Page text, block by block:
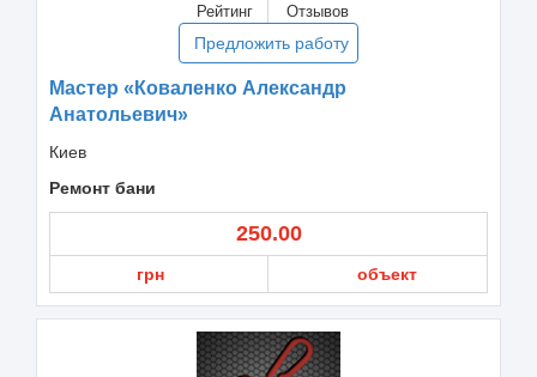
Рейтинг Отзывов
Предложить работу
Мастер «Коваленко Александр
Анатольевич»
Киев
Ремонт бани
250.00
грн объект